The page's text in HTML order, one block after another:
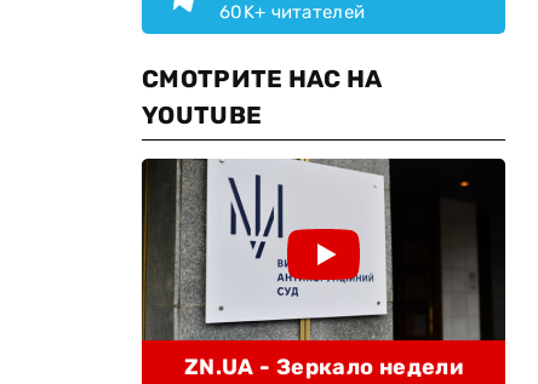
60K+ читателей
СМОТРИТЕ НАС НА
YOUTUBE
ZN.UA - Зеркало недели